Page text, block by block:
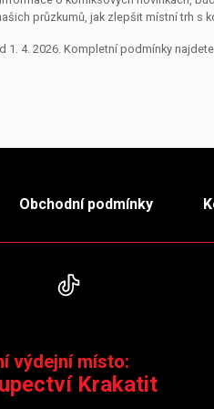
průzkumů, jak zlepšit místní trh s
4. 2026. Kompletní podmínky
Obchodní podmínky
výdejní místo:
Krakatit